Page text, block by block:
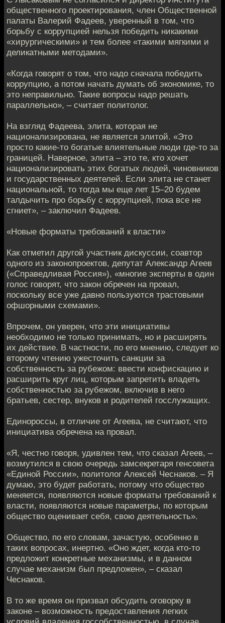
общественного проектирования, член Общественной
палаты Валерий Фадеев, уверенный в том, что
борьбу с коррупцией нельзя победить никакими
«хирургическими» и тем более «такими мягкими и
деликатными методами».
«Когда говорят о том, что надо сначала победить
коррупцию, а потом начать думать об экономике, то
это неправильно. Такие вопросы надо решать
параллельно», – считает политолог.
На взгляд Фадеева, элита, которая не
национализирована, не является элитой. «Это
просто какие-то богатые влиятельные люди где-то за
границей. Наверное, элита – это те, кто хочет
национализировать этих богатых людей, чиновников
и государственных деятелей. Если элита не станет
национальной, то тогда мы еще лет 15–20 будем
талдычить про борьбу с коррупцией, пока все не
сгниет», – заключил Фадеев.
«Новые форматы требований к власти»
Как отметил другой участник дискуссии, соавтор
одного из законопроектов, депутат Александр Агеев
(«Справедливая Россия»), «многие эксперты в один
голос говорят, что закон обречен на провал,
поскольку все уже давно пользуются трастовыми
офшорными схемами».
Впрочем, он уверен, что эти инициативы
необходимо не только принимать, но и расширять
их действие. В частности, по его мнению, следует ко
второму чтению ужесточить санкции за
собственность за рубежом: ввести конфискацию и
расширить круг лиц, которым запретить владеть
собственностью за рубежом, включив в него
братьев, сестер, внуков и родителей госслужащих.
Единороссы, в отличие от Агеева, не считают, что
инициатива обречена на провал.
«Я, честно говоря, удивлен тем, что сказал Агеев, –
возмутился в свою очередь замсекретаря генсовета
«Единой России», политолог Алексей Чеснаков. – Я
думаю, это будет работать, потому что общество
меняется, появляются новые форматы требований к
власти, появляются новые параметры, по которым
общество оценивает себя, свою деятельность».
Общество, по его словам, зачастую, особенно в
таких вопросах, инертно. «Оно ждет, когда кто-то
предложит конкретные механизмы, и в данном
случае механизм был предложен», – сказал
Чеснаков.
В то же время он призвал обсудить оговорку в
законе – возможность предоставления легких